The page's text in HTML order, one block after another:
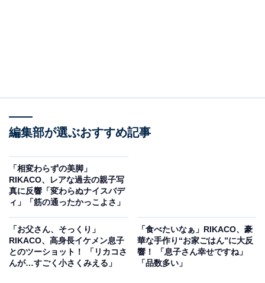
編集部が選ぶおすすめ記事
「相変わらずの美脚」
RIKACO、レアな過去の親子写
真に反響「変わらぬナイスバデ
ィ」「筋の通ったかっこよさ」
「お父さん、そっくり」
RIKACO、高身長イケメン息子
とのツーショット！ 「リカコさ
んが…すごく小さくみえる」
「食べたいなぁ」RIKACO、豪
華な手作り“お家ごはん”に大反
響！ 「息子さん幸せですね」
「品数多い」